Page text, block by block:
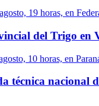
19 horas, en
del Trigo en
10 horas, en
técnica nacional